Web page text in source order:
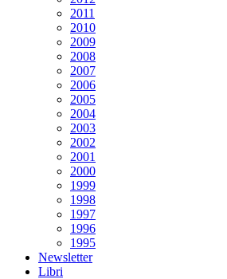
2011
2010
2009
2008
2007
2006
2005
2004
2003
2002
2001
2000
1999
1998
1997
1996
1995
Newsletter
Libri